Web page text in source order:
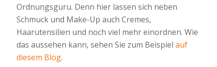
Ordnungsguru. Denn hier lassen sich neben
Schmuck und Make-Up auch Cremes,
Haarutensilien und noch viel mehr einordnen. Wie
das aussehen kann, sehen Sie zum Beispiel auf
diesem Blog.